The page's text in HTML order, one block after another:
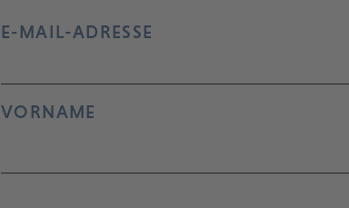
E-MAIL-ADRESSE
VORNAME